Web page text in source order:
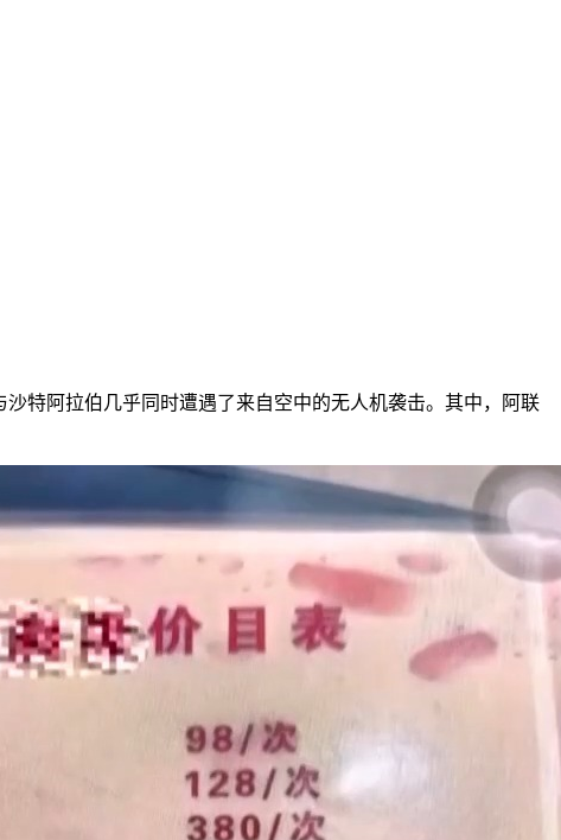
特阿拉伯几乎同时遭遇了来自空中的无人机袭击。其中，阿联